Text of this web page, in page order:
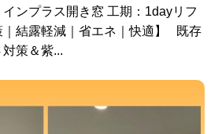
ンプラス開き窓 工期：1dayリフ
｜結露軽減｜省エネ｜快適】 既存
策＆紫...